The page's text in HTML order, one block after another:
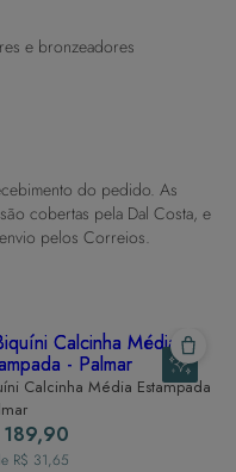
e bronzeadores
pode desgastar o tecido,
do tecido, evite
separado de outras peças.
neutro, evitando máquina
úmido. Seque à
do primeiro uso e siga as
do pedido. As
cobertas pela Dal Costa, e
pelos Correios.
Calcinha Média Estampada
189,90
R$ 31,65